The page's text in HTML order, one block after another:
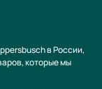
в России,
которые мы